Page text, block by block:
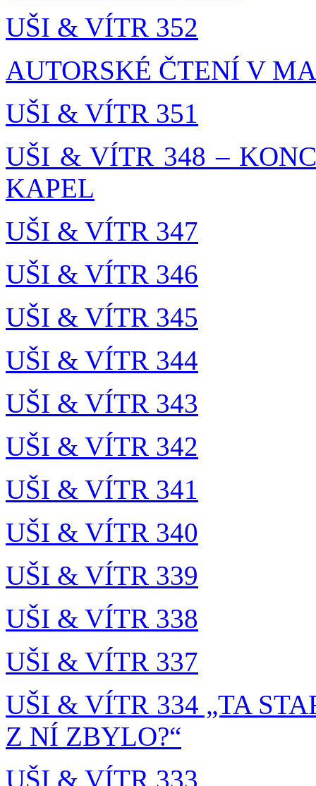
UŠI & VÍTR 352
AUTORSKÉ ČTENÍ V
UŠI & VÍTR 351
UŠI & VÍTR 348 –
KAPEL
UŠI & VÍTR 347
UŠI & VÍTR 346
UŠI & VÍTR 345
UŠI & VÍTR 344
UŠI & VÍTR 343
UŠI & VÍTR 342
UŠI & VÍTR 341
UŠI & VÍTR 340
UŠI & VÍTR 339
UŠI & VÍTR 338
UŠI & VÍTR 337
UŠI & VÍTR 334 „TA
Z NÍ ZBYLO?“
UŠI & VÍTR 333